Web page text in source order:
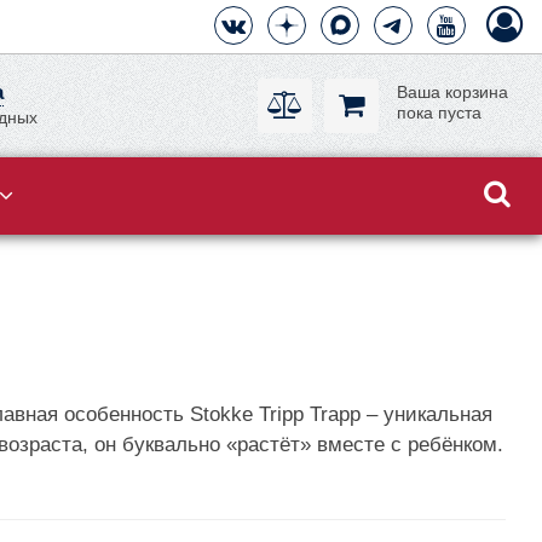
Ваша корзина
пока пуста
особенность Stokke Tripp Trapp – уникальная
он буквально «растёт» вместе с ребёнком.